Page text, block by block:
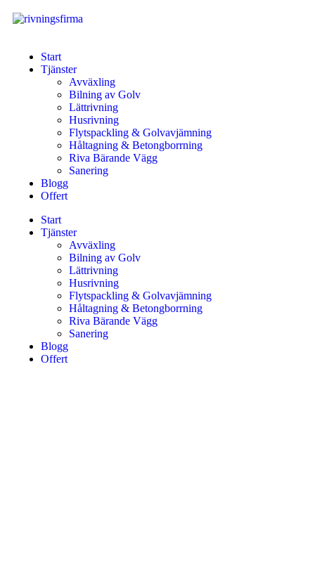
Start
Tjänster
Avväxling
Bilning av Golv
Lättrivning
Husrivning
Flytspackling & Golvavjämning
Håltagning & Betongborrning
Riva Bärande Vägg
Sanering
Blogg
Offert
Start
Tjänster
Avväxling
Bilning av Golv
Lättrivning
Husrivning
Flytspackling & Golvavjämning
Håltagning & Betongborrning
Riva Bärande Vägg
Sanering
Blogg
Offert